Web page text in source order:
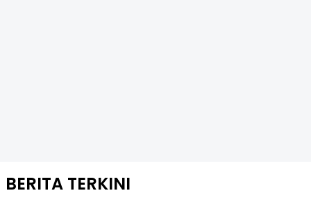
BERITA TERKINI